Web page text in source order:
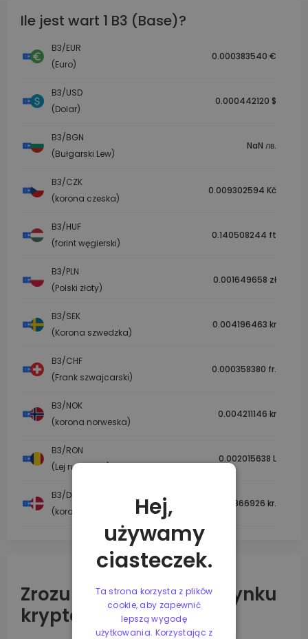
Ile jest wart 1 B3 (Base)?
B3/EUR
(Euro)
0.000383540 €
B3/USD
(Dolar)
0.000442120 $
B3/BGN
(Bułgarski Lew)
NaN лв.
B3/CZK
(korona czeska)
0.009302594 Kč
B3/HUF
(forint węgierski)
0.140508244 ft
B3/PLN
(Polski złoty)
0.001649658 zł
B3/SEK
(Korona szwedzka)
0.004196463 kr
B3/CHF
(Frank szwajcarski)
0.000358380 fr.
B3/NOK
(korona norweska)
0.004211146 kr
B3/RON
(Lej rumuński)
0.002015638 L
B3/DKK
(korona duńska)
0.002866926 kr.
Zrozumienie dynamiki rynku
kryptowalut
Hej,
używamy
ciasteczek.
Ta strona korzysta z plików
cookie, aby zapewnić
lepszą wygodę
użytkowania. Korzystając z